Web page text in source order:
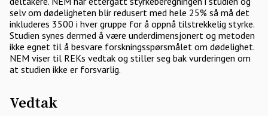
selv om dødeligheten blir redusert med hele 25% så må det
inkluderes 3500 i hver gruppe for å oppnå tilstrekkelig styrke.
Studien synes dermed å være underdimensjonert og metoden
ikke egnet til å besvare forskningsspørsmålet om dødelighet.
NEM viser til REKs vedtak og stiller seg bak vurderingen om
at studien ikke er forsvarlig.
Vedtak